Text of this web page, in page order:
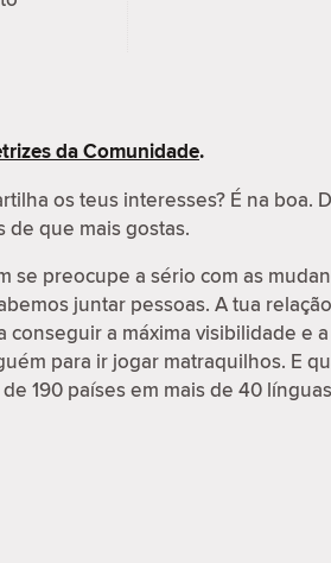
da Comunidade.
os teus interesses? É na boa.
de que mais gostas.
se preocupe a sério com as
juntar pessoas. A tua
a máxima visibilidade e
para ir jogar matraquilhos. E
190 países em mais de 40